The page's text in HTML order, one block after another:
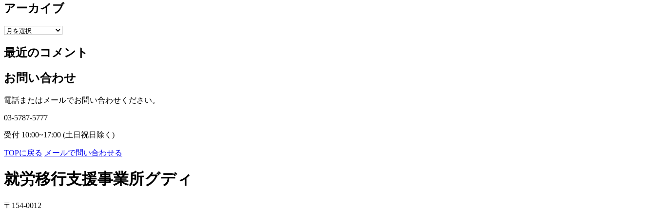
アーカイブ
ア
カ
イ
ブ
最近のコメント
お問い合わせ
電話またはメールでお問い合わせください。
03-5787-5777
受付 10:00~17:00 (土日祝日除く)
TOPに戻る メールで問い合わせる
就労移行支援事業所グディ
〒154-0012